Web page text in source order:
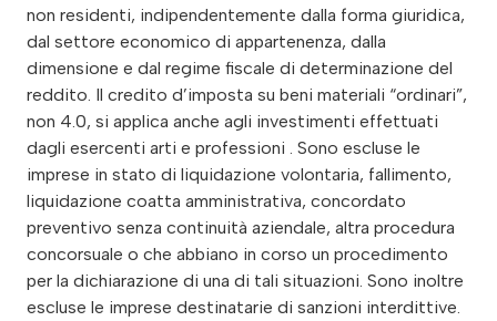
non residenti, indipendentemente dalla forma giuridica,
dal settore economico di appartenenza, dalla
dimensione e dal regime fiscale di determinazione del
reddito. Il credito d’imposta su beni materiali “ordinari”,
non 4.0, si applica anche agli investimenti effettuati
dagli esercenti arti e professioni . Sono escluse le
imprese in stato di liquidazione volontaria, fallimento,
liquidazione coatta amministrativa, concordato
preventivo senza continuità aziendale, altra procedura
concorsuale o che abbiano in corso un procedimento
per la dichiarazione di una di tali situazioni. Sono inoltre
escluse le imprese destinatarie di sanzioni interdittive.